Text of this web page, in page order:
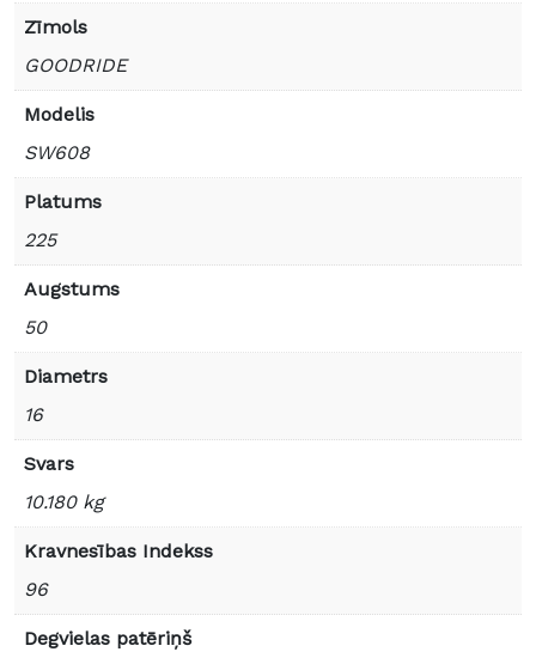
Zīmols
GOODRIDE
Modelis
SW608
Platums
225
Augstums
50
Diametrs
16
Svars
10.180 kg
Kravnesības Indekss
96
Degvielas patēriņš